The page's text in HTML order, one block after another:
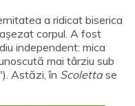
a ridicat biserica
corpul. A fost
independent: mica
mai târziu sub
Astăzi, în Scolettase